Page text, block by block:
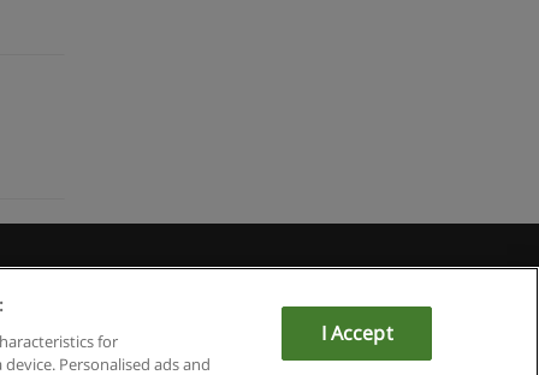
for
Personalised ads and
I Accept